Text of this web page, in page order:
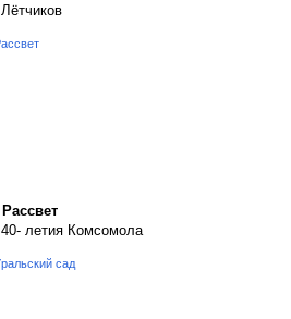
летия Комсомола